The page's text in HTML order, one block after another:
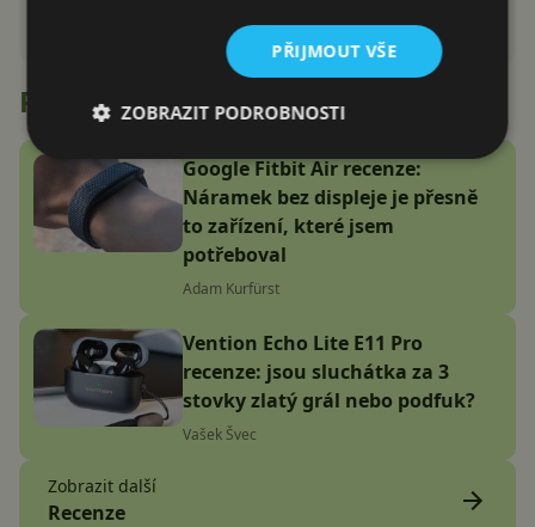
Recenze
Google Fitbit Air recenze:
Náramek bez displeje je přesně
to zařízení, které jsem
potřeboval
Adam Kurfürst
Vention Echo Lite E11 Pro
recenze: jsou sluchátka za 3
stovky zlatý grál nebo podfuk?
Vašek Švec
Zobrazit další
Recenze
PŘIJMOUT VŠE
ZOBRAZIT PODROBNOSTI